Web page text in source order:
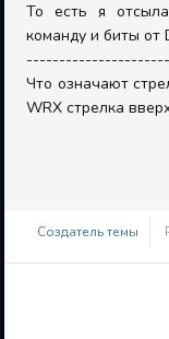
То есть я
команду и биты от
Что означают
WRX стрелка
Создатель темы